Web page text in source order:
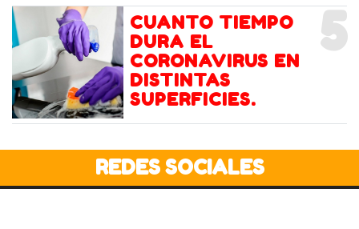
5
CUANTO TIEMPO
DURA EL
CORONAVIRUS EN
DISTINTAS
SUPERFICIES.
REDES SOCIALES